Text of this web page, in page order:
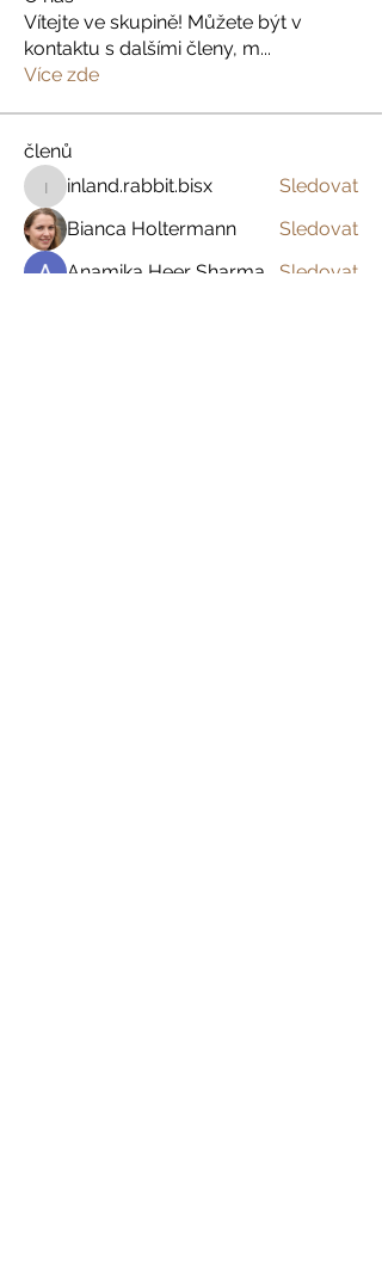
Vítejte ve skupině! Můžete být v
kontaktu s dalšími členy, m...
Více zde
členů
inland.rabbit.bisx
inland.rabbit.bisx
Sledovat
Bianca Holtermann
Sledovat
Anamika Heer Sharma
Sledovat